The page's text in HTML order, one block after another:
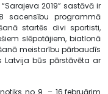
2019” sastāvā ir
sacensību programmā
startēs divi sportisti,
slēpotājiem, biatlonā
meistarību pārbaudīs
Latvija būs pārstāvēta ar